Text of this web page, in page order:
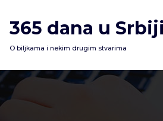
na
sadržaj
365 dana u Srbiji
O biljkama i nekim drugim stvarima